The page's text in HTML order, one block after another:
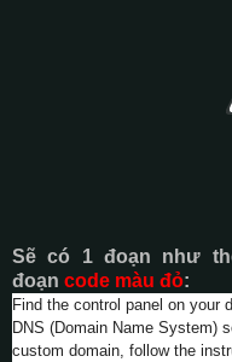
Sẽ có 1 đoạn như
đoạn code màu đỏ:
Find the control panel on your
DNS (Domain Name System)
custom domain, follow the